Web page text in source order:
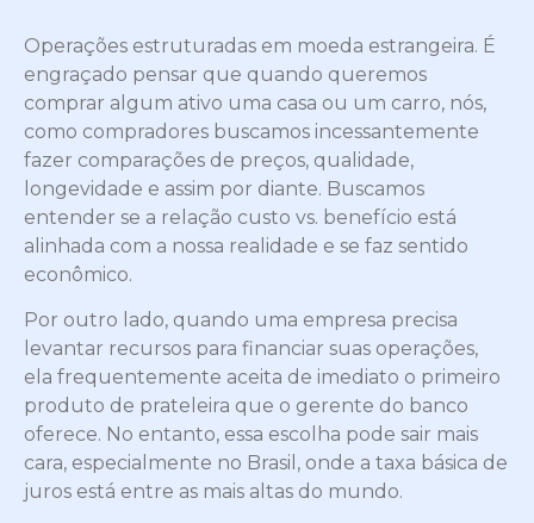
Operações estruturadas em moeda estrangeira. É
engraçado pensar que quando queremos
comprar algum ativo uma casa ou um carro, nós,
como compradores buscamos incessantemente
fazer comparações de preços, qualidade,
longevidade e assim por diante. Buscamos
entender se a relação custo vs. benefício está
alinhada com a nossa realidade e se faz sentido
econômico.
Por outro lado, quando uma empresa precisa
levantar recursos para financiar suas operações,
ela frequentemente aceita de imediato o primeiro
produto de prateleira que o gerente do banco
oferece. No entanto, essa escolha pode sair mais
cara, especialmente no Brasil, onde a taxa básica de
juros está entre as mais altas do mundo.